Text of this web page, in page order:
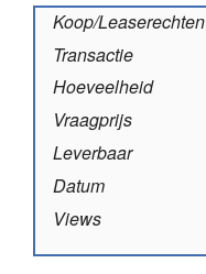
Koop/Leaserechten
Transactie
Hoeveelheid
Vraagprijs
Leverbaar
Datum
Views